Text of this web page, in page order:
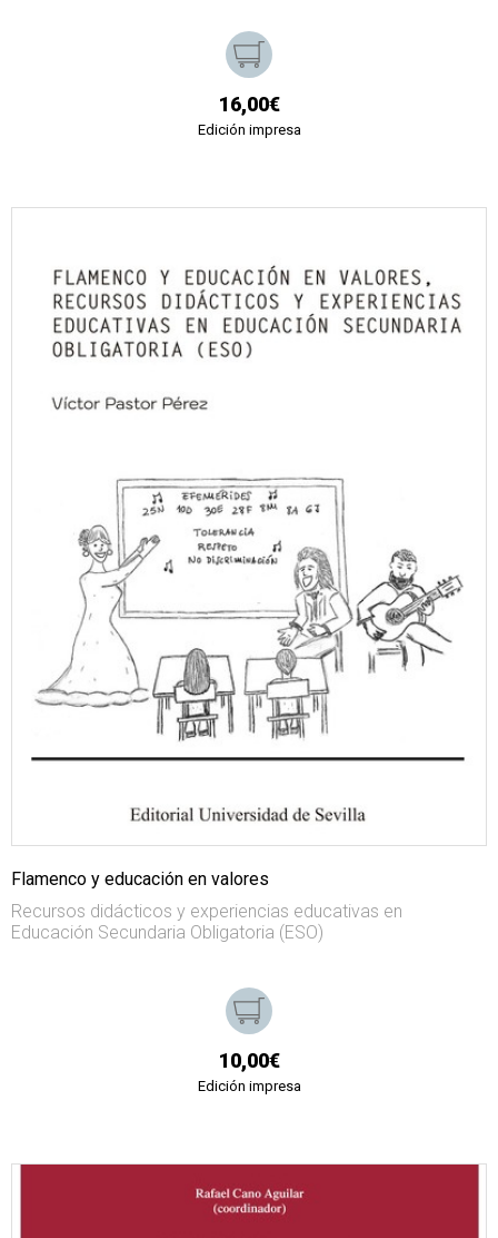
16,00€
Edición impresa
Flamenco y educación en valores
Recursos didácticos y experiencias educativas en
Educación Secundaria Obligatoria (ESO)
10,00€
Edición impresa